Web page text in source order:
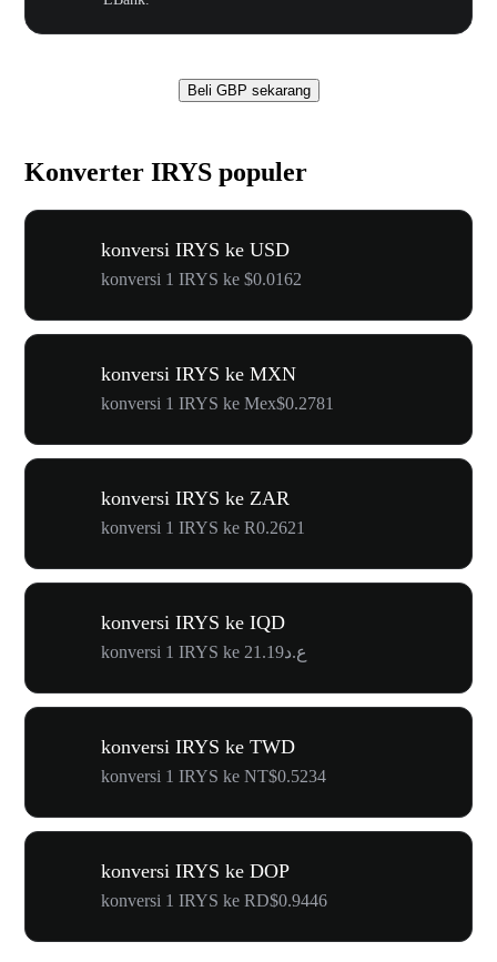
Beli GBP sekarang
Konverter IRYS populer
konversi IRYS ke USD
konversi 1 IRYS ke $0.0162
konversi IRYS ke MXN
konversi 1 IRYS ke Mex$0.2781
konversi IRYS ke ZAR
konversi 1 IRYS ke R0.2621
konversi IRYS ke IQD
konversi 1 IRYS ke ع.د21.19
konversi IRYS ke TWD
konversi 1 IRYS ke NT$0.5234
konversi IRYS ke DOP
konversi 1 IRYS ke RD$0.9446